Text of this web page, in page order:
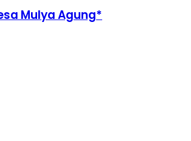
Mulya Agung*